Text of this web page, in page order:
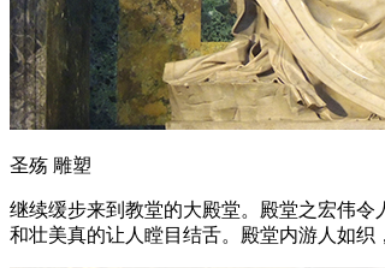
圣殇 雕塑
继续缓步来到教堂的大殿堂。殿堂之宏伟
和壮美真的让人瞠目结舌。殿堂内游人如织